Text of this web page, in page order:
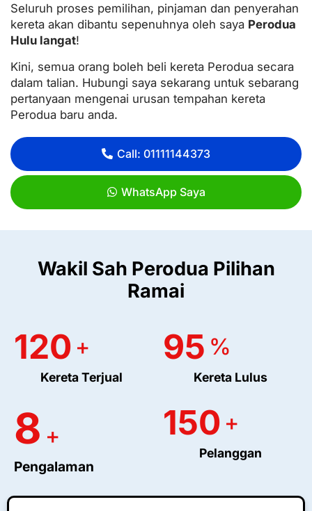
Seluruh proses pemilihan, pinjaman dan penyerahan
kereta akan dibantu sepenuhnya oleh saya Perodua
Hulu langat!
Kini, semua orang boleh beli kereta Perodua secara
dalam talian. Hubungi saya sekarang untuk sebarang
pertanyaan mengenai urusan tempahan kereta
Perodua baru anda.
Call: 01111144373
WhatsApp Saya
Wakil Sah Perodua Pilihan
Ramai
Kereta Terjual
120 +
Kereta Lulus
95 %
8 +
Pengalaman
Pelanggan
150 +